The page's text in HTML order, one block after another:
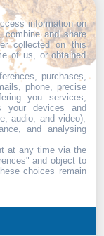
information on
and share
collected on this
of us, or obtained
purchases,
phone, precise
you services,
your devices and
audio, and video),
and analysing
at any time via the
and object to
choices remain